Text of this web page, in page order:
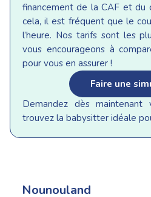
financement de la CAF et du
cela, il est fréquent que le
l’heure. Nos tarifs sont les
vous encourageons à
pour vous en assurer !
Faire une
Demandez dès
trouvez la babysitter idéale
Nounouland